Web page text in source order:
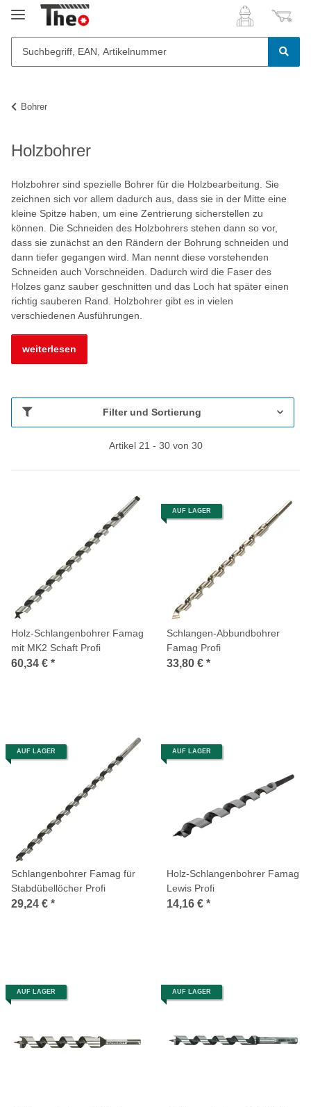
Bohrer
Holzbohrer
Holzbohrer sind spezielle Bohrer für die Holzbearbeitung. Sie
zeichnen sich vor allem dadurch aus, dass sie in der Mitte eine
kleine Spitze haben, um eine Zentrierung sicherstellen zu
können. Die Schneiden des Holzbohrers stehen dann so vor,
dass sie zunächst an den Rändern der Bohrung schneiden und
dann tiefer gegangen wird. Man nennt diese vorstehenden
Schneiden auch Vorschneiden. Dadurch wird die Faser des
Holzes ganz sauber geschnitten und das Loch hat später einen
richtig sauberen Rand. Holzbohrer gibt es in vielen
verschiedenen Ausführungen.
weiterlesen
Filter und Sortierung
Artikel 21 - 30 von 30
Holz-Schlangenbohrer Famag
mit MK2 Schaft Profi
60,34 € *
AUF LAGER
Schlangen-Abbundbohrer
Famag Profi
33,80 € *
AUF LAGER
Schlangenbohrer Famag für
Stabdübellöcher Profi
29,24 € *
AUF LAGER
Holz-Schlangenbohrer Famag
Lewis Profi
14,16 € *
AUF LAGER AUF LAGER